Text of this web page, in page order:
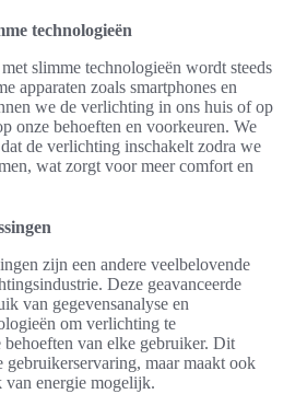
technologieën
slimme technologieën wordt steeds
apparaten zoals smartphones en
we de verlichting in ons huis of op
onze behoeften en voorkeuren. We
de verlichting inschakelt zodra we
wat zorgt voor meer comfort en
zijn een andere veelbelovende
Deze geavanceerde
van gegevensanalyse en
om verlichting te
behoeften van elke gebruiker. Dit
gebruikerservaring, maar maakt ook
energie mogelijk.